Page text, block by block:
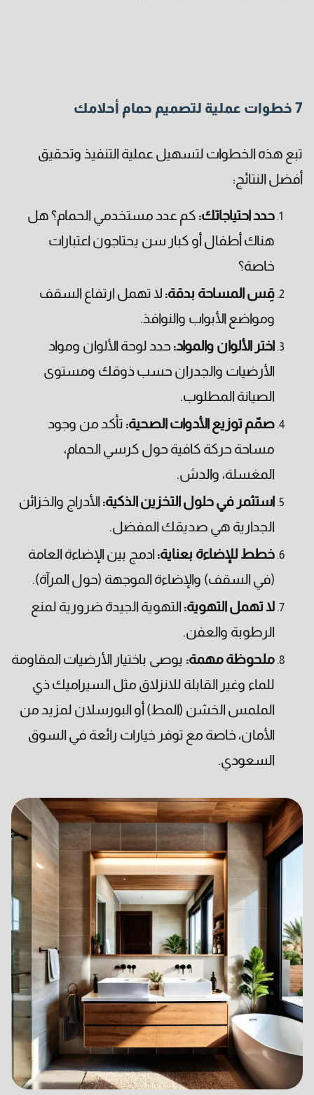
العنوان
الاختصاص
7 خطوات عملية لتصميم حمام أحلامك
تبع هذه الخطوات لتسهيل عملية التنفيذ وتحقيق
أفضل النتائج:
حدد احتياجاتك:كم عدد مستخدمي الحمام؟ هل
هناك أطفال أو كبار سن يحتاجون اعتبارات
خاصة؟
قِس المساحة بدقة:لا تهمل ارتفاع السقف
ومواضع الأبواب والنوافذ.
اختر الألوان والمواد:حدد لوحة الألوان ومواد
الأرضيات والجدران حسب ذوقك ومستوى
الصيانة المطلوب.
صمّم توزيع الأدوات الصحية:تأكد من وجود
مساحة حركة كافية حول كرسي الحمام،
المغسلة، والدش.
استثمر في حلول التخزين الذكية:الأدراج والخزائن
الجدارية هي صديقك المفضل.
خطط للإضاءة بعناية:ادمج بين الإضاءة العامة
(في السقف) والإضاءة الموجهة (حول المرآة).
لا تهمل التهوية:التهوية الجيدة ضرورية لمنع
الرطوبة والعفن.
ملحوظة مهمة: يوصى باختيار الأرضيات المقاومة
للماء وغير القابلة للانزلاق مثل السيراميك ذي
الملمس الخشن (المط) أو البورسلان لمزيد من
الأمان، خاصة مع توفر خيارات رائعة في السوق
السعودي.